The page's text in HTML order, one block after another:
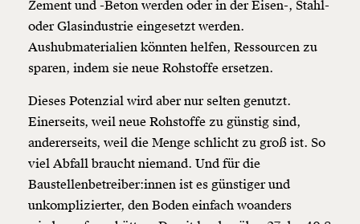
Zement und -Beton werden oder in der Eisen-, Stahl-
oder Glasindustrie eingesetzt werden.
Aushubmaterialien könnten helfen, Ressourcen zu
sparen, indem sie neue Rohstoffe ersetzen.
Dieses Potenzial wird aber nur selten genutzt.
Einerseits, weil neue Rohstoffe zu günstig sind,
andererseits, weil die Menge schlicht zu groß ist. So
viel Abfall braucht niemand. Und für die
Baustellenbetreiber:innen ist es günstiger und
unkomplizierter, den Boden einfach woanders